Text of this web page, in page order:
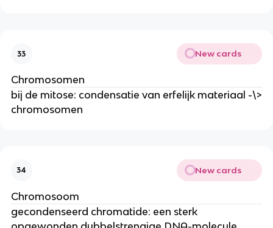
33 New cards
Chromosomen
bij de mitose: condensatie van erfelijk materiaal -\>
chromosomen
34 New cards
Chromosoom
gecondenseerd chromatide: een sterk